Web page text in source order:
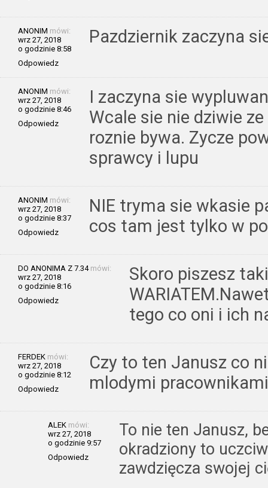
ANONIM mówi:
wrz 27, 2018
o godzinie 8:58
Odpowiedz
Pazdziernik zaczyna
ANONIM mówi:
wrz 27, 2018
o godzinie 8:46
Odpowiedz
I zaczyna sie
Wcale sie nie dziwie
roznie bywa. Zycze
sprawcy i lupu
ANONIM mówi:
wrz 27, 2018
o godzinie 8:37
Odpowiedz
NIE tryma sie wkasie
cos tam jest tylko w
DO ANONIMA Z 7.34mówi:
wrz 27, 2018
o godzinie 8:16
Odpowiedz
Skoro piszesz
tego co oni i ich
FERDEK mówi:
wrz 27, 2018
o godzinie 8:12
Odpowiedz
Czy to ten Janusz co
mlodymi
ALEK mówi:
wrz 27, 2018
o godzinie 9:57
Odpowiedz
To nie ten Janusz,
okradziony to
zawdzięcza swojej